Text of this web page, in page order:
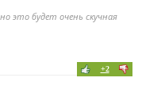
это будет очень скучная
+2